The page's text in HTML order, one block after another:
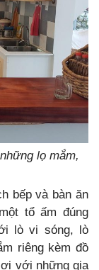
lọ mắm,
bếp và bàn ăn
tổ ấm đúng
lò vi sóng, lò
riêng kèm đồ
với những gia